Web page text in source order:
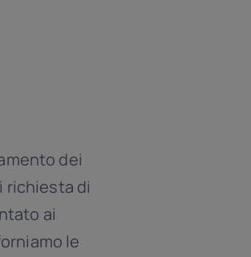
dei
richiesta di
ai
le